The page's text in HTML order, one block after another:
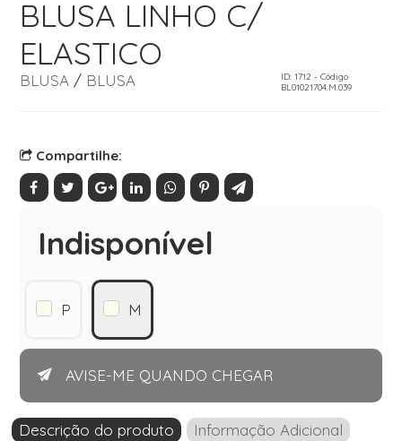
BLUSA LINHO C/
ELASTICO
BLUSA/ BLUSA
ID: 1712 - Código
BL01021704.M.039
Compartilhe:
Indisponível
P M
AVISE-ME QUANDO CHEGAR
Descrição do produto Informação Adicional